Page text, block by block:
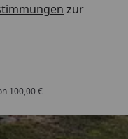
zur
100,00 €